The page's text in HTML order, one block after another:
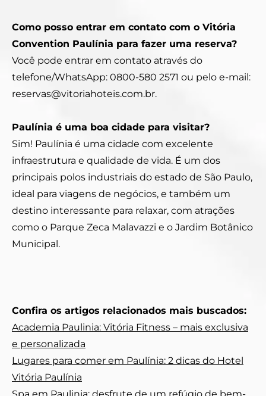
Como posso entrar em contato com o Vitória
Convention Paulínia para fazer uma reserva?
Você pode entrar em contato através do
telefone/WhatsApp: 0800-580 2571 ou pelo e-mail:
reservas@vitoriahoteis.com.br.
Paulínia é uma boa cidade para visitar?
Sim! Paulínia é uma cidade com excelente
infraestrutura e qualidade de vida. É um dos
principais polos industriais do estado de São Paulo,
ideal para viagens de negócios, e também um
destino interessante para relaxar, com atrações
como o Parque Zeca Malavazzi e o Jardim Botânico
Municipal.
Confira os artigos relacionados mais buscados:
Academia Paulinia: Vitória Fitness – mais exclusiva
e personalizada
Lugares para comer em Paulínia: 2 dicas do Hotel
Vitória Paulínia